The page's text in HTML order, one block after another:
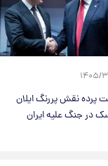
۳/۱۷
پرده نقش پررنگ ایلان
در جنگ علیه ایران